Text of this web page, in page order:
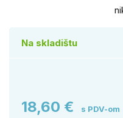
Na skladištu
18,60 € s PDV-om